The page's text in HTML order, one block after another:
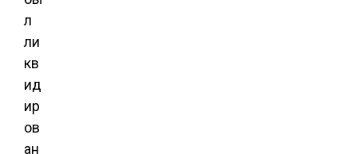
л
ли
кв
ид
ир
ов
ан